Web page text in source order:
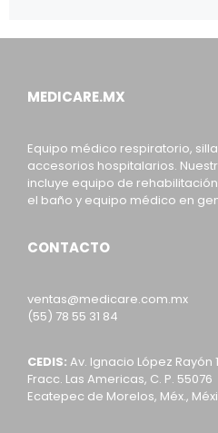
MEDICARE.MX
Equipo médico respiratorio,
accesorios hospitalarios.
incluye equipo de
el baño y equipo médico en
CONTACTO
ventas@medicare.com.mx
(55) 78 55 31 84
CEDIS: Av. Ignacio López Rayón
Fracc. Las Americas, C. P. 55076
Ecatepec de Morelos, Méx.,